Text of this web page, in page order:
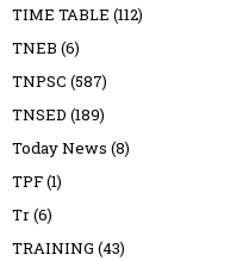
TIME TABLE (112)
TNEB (6)
TNPSC (587)
TNSED (189)
Today News (8)
TPF(1)
Tr(6)
TRAINING (43)